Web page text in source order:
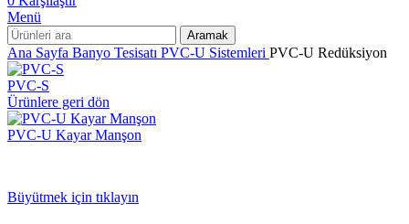
Menü
Aramak
Ana Sayfa Banyo Tesisatı PVC-U Sistemleri PVC-U Redüksiyon
PVC-S
Ürünlere geri dön
PVC-U Kayar Manşon
Büyütmek için tıklayın